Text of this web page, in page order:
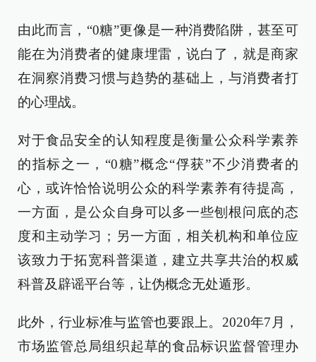
由此而言，“0糖”更像是一种消费陷阱，甚至可
能在为消费者的健康埋雷，说白了，就是商家
在洞察消费习惯与趋势的基础上，与消费者打
的心理战。
对于食品安全的认知程度是衡量公众科学素养
的指标之一，“0糖”概念“俘获”不少消费者的
心，或许恰恰说明公众的科学素养有待提高，
一方面，是公众自身可以多一些刨根问底的态
度和主动学习；另一方面，相关机构和单位应
该致力于拓宽科普渠道，建立共享共治的权威
科普及辟谣平台等，让伪概念无处遁形。
此外，行业标准与监管也要跟上。2020年7月，
市场监管总局组织起草的食品标识监督管理办